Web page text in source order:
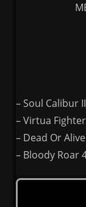
– Soul Calibur II
– Virtua
– Dead Or
– Bloody Roar